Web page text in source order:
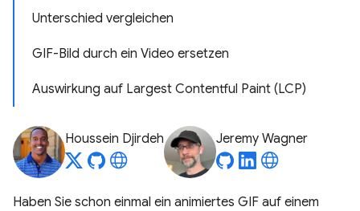
Unterschied vergleichen
GIF-Bild durch ein Video ersetzen
Auswirkung auf Largest Contentful Paint (LCP)
Houssein Djirdeh Jeremy Wagner
Haben Sie schon einmal ein animiertes GIF auf einem